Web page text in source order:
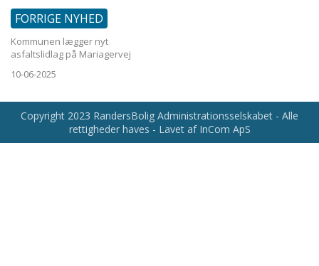
FORRIGE NYHED
Kommunen lægger nyt
asfaltslidlag på Mariagervej
10-06-2025
Copyright 2023 RandersBolig Administrationsselskabet - Alle
rettigheder haves - Lavet af InCom ApS